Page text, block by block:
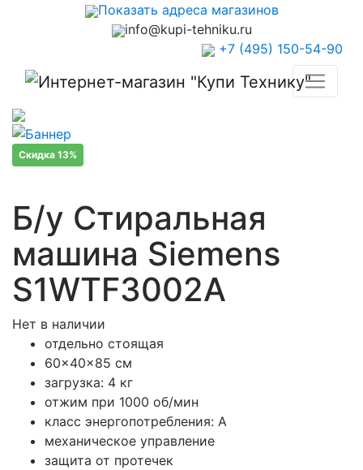
Показать адреса магазинов
info@kupi-tehniku.ru
+7 (495) 150-54-90
Скидка 13%
Б/у Стиральная
машина Siemens
S1WTF3002A
Нет в наличии
отдельно стоящая
60x40x85 см
загрузка: 4 кг
отжим при 1000 об/мин
класс энергопотребления: A
механическое управление
защита от протечек